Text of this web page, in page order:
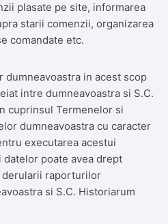
plasate pe site, informarea
starii comenzii, organizarea
comandate etc.
dumneavoastra in acest scop
intre dumneavoastra si S.C.
cuprinsul Termenelor si
dumneavoastra cu caracter
executarea acestui
poate avea drept
raporturilor
si S.C. Historiarum